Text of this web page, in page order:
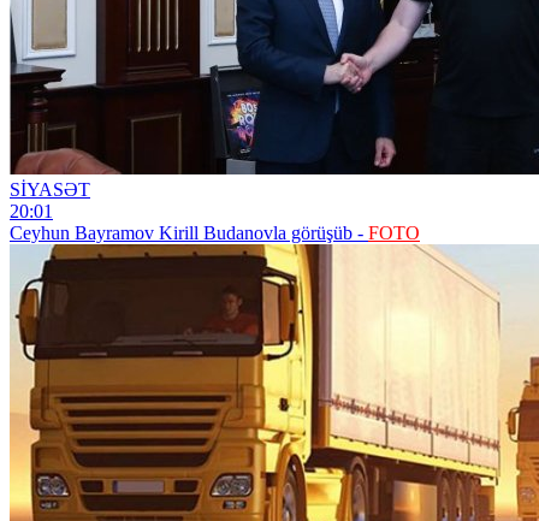
SİYASƏT
20:01
Ceyhun Bayramov Kirill Budanovla görüşüb - FOTO